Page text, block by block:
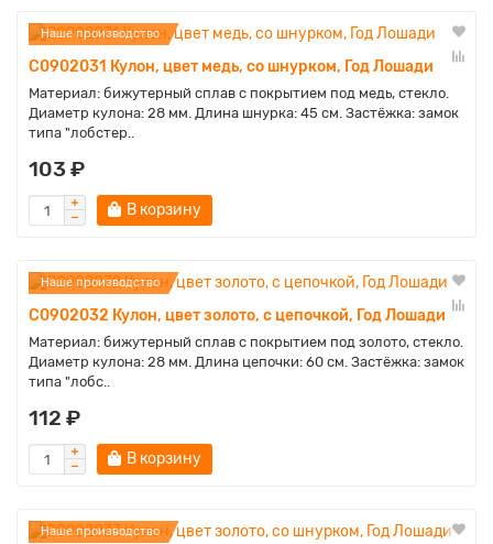
Наше производство
C0902031 Кулон, цвет медь, со шнурком, Год Лошади
Материал: бижутерный сплав с покрытием под медь, стекло.
Диаметр кулона: 28 мм. Длина шнурка: 45 см. Застёжка: замок
типа "лобстер..
103 ₽
В корзину
Наше производство
C0902032 Кулон, цвет золото, с цепочкой, Год Лошади
Материал: бижутерный сплав с покрытием под золото, стекло.
Диаметр кулона: 28 мм. Длина цепочки: 60 см. Застёжка: замок
типа "лобс..
112 ₽
В корзину
Наше производство